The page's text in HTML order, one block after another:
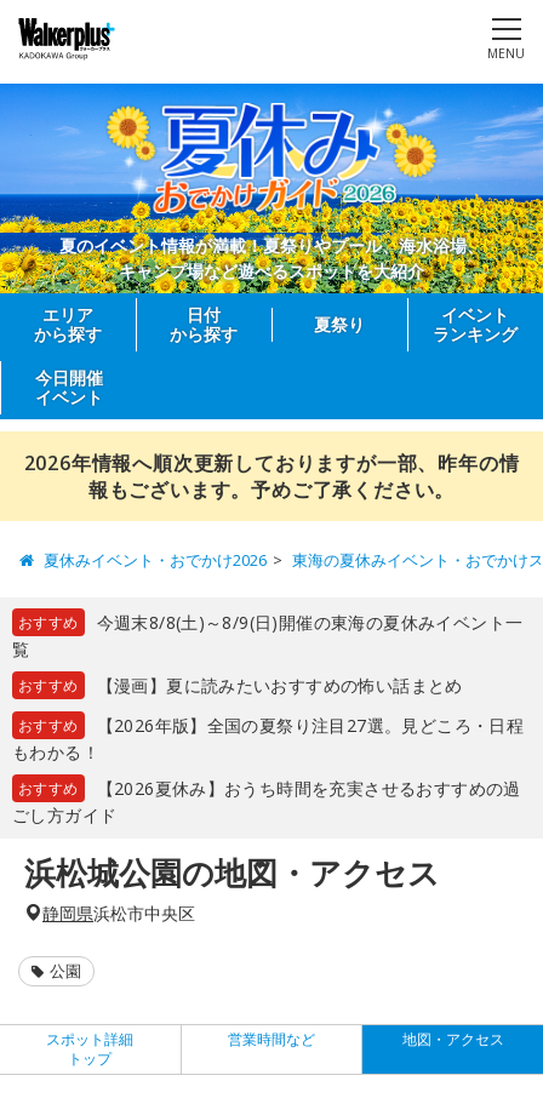
MENU
夏のイベント情報が満載！夏祭りやプール、海水浴場、
キャンプ場など遊べるスポットを大紹介
エリア
から探す
日付
から探す
夏祭り
イベント
ランキング
今日開催
イベント
2026年情報へ順次更新しておりますが一部、昨年の情
報もございます。予めご了承ください。
夏休みイベント・おでかけ2026 東海の夏休みイベント・おでかけ
おすすめ
今週末8/8(土)～8/9(日)開催の東海の夏休みイベント一
覧
おすすめ 【漫画】夏に読みたいおすすめの怖い話まとめ
おすすめ
【2026年版】全国の夏祭り注目27選。見どころ・日程
もわかる！
おすすめ
【2026夏休み】おうち時間を充実させるおすすめの過
ごし方ガイド
浜松城公園の地図・アクセス
静岡県浜松市中央区
公園
スポット詳細
トップ
営業時間など 地図・アクセス